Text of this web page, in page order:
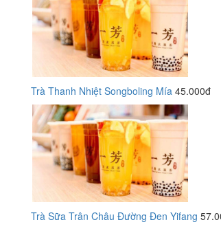
Trà Thanh Nhiệt Songboling Mía 45.000đ
Trà Sữa Trân Châu Đường Đen Yifang